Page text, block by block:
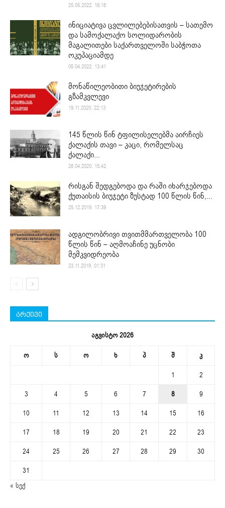
25.05.2022. 16:18
ინიციატივა ცვლილებებისათვის – სათემო
და სამოქალაქო სოლიდარობის
მაგალითები საქართველოში საბჭოთა
ოკუპაციამდე
05.04.2022. 13:41
მონაწილეობითი ბიუჯეტირების
გზამკვლევი
19.11.2020. 22:13
145 წლის წინ ტფილისელებმა აირჩიეს
ქალაქის თავი – კაცი, რომელსაც
ქალაქი...
28.04.2020. 15:42
რისგან შედგებოდა და რაში იხარჯებოდა
ქუთაისის ბიუჯეტი ზუსტად 100 წლის წინ,...
25.12.2019. 17:39
ადგილობრივი თვითმმართველობა 100
წლის წინ – აღმოაჩინე უცნობი
მემკვიდრეობა
23.11.2019. 01:31
არქივი
აგვისტო 2026
ო ს ო ხ პ შ კ
1
2
3
4 5 6 7 8
9
10
11 12 13 14 15
16
17
18 19 20 21 22
23
24
25 26 27 28 29
30
31
« სექ